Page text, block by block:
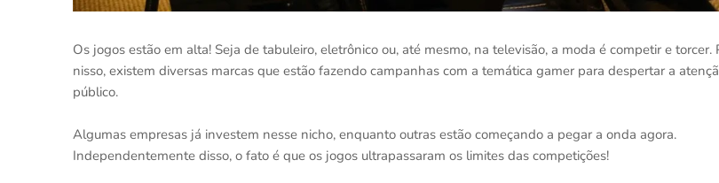
Os jogos estão em alta! Seja de tabuleiro, eletrônico ou, até mesmo, na televisão, a moda é competir e torcer.
nisso, existem diversas marcas que estão fazendo campanhas com a temática gamer para despertar a
público.
Algumas empresas já investem nesse nicho, enquanto outras estão começando a pegar a onda agora.
Independentemente disso, o fato é que os jogos ultrapassaram os limites das competições!